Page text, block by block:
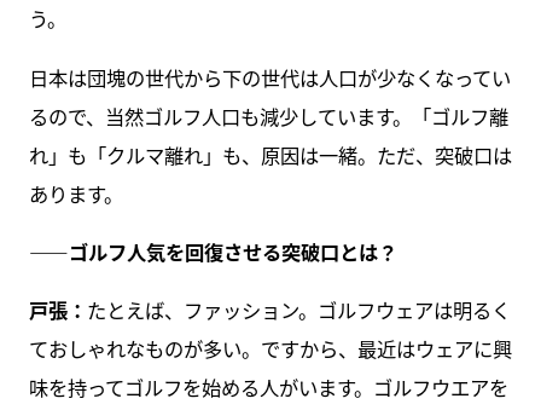
う。
日本は団塊の世代から下の世代は人口が少なくなってい
るので、当然ゴルフ人口も減少しています。「ゴルフ離
れ」も「クルマ離れ」も、原因は一緒。ただ、突破口は
あります。
――ゴルフ人気を回復させる突破口とは？
戸張： たとえば、ファッション。ゴルフウェアは明るく
ておしゃれなものが多い。ですから、最近はウェアに興
味を持ってゴルフを始める人がいます。ゴルフウエアを